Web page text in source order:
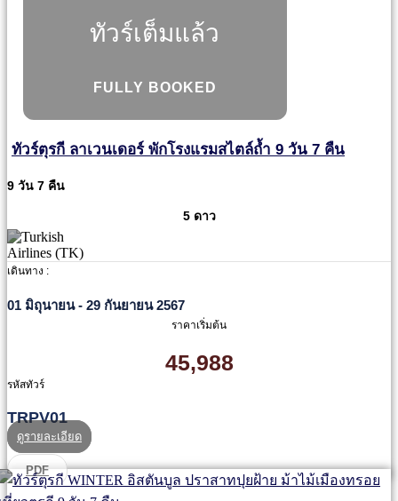
ทัวร์เต็มแล้ว
FULLY BOOKED
ทัวร์ตุรกี ลาเวนเดอร์ พักโรงแรมสไตล์ถ้ำ 9 วัน 7 คืน
9 วัน 7 คืน
5 ดาว
เดินทาง :
01 มิถุนายน - 29 กันยายน 2567
ราคาเริ่มต้น
45,988
รหัสทัวร์
TRPV01
ดูรายละเอียด
PDF